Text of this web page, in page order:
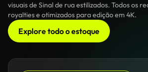
visuais de Sinal de rua estilizados. Todos os
royalties e otimizados para edição em 4K.
Explore todo o estoque